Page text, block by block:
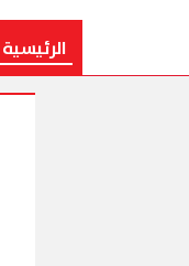
الرئيسية